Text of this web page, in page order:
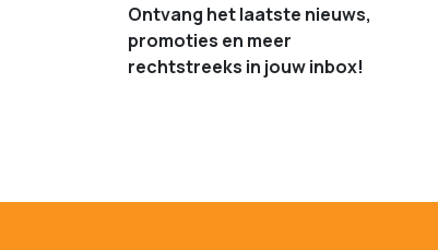
Ontvang het laatste nieuws,
promoties en meer
rechtstreeks in jouw inbox!